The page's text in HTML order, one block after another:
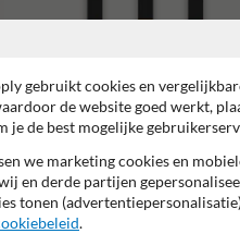
Balustrades en beschermhekken
gebruikt cookies en
de website goed werkt,
je de best mogelijke
we marketing cookies en
en derde partijen
tonen
.